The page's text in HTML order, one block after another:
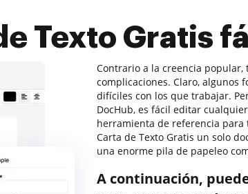
Texto Gratis
Contrario a la creencia
complicaciones. Claro, algunos
difíciles con los que trabajar.
DocHub, es fácil editar
herramienta de referencia para
Carta de Texto Gratis un solo
una enorme pila de papeleo
A continuación,